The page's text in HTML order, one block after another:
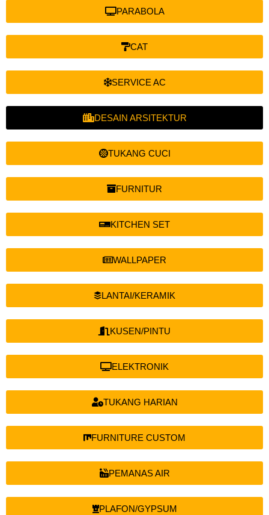
PARABOLA
CAT
SERVICE AC
DESAIN ARSITEKTUR
TUKANG CUCI
FURNITUR
KITCHEN SET
WALLPAPER
LANTAI/KERAMIK
KUSEN/PINTU
ELEKTRONIK
TUKANG HARIAN
FURNITURE CUSTOM
PEMANAS AIR
PLAFON/GYPSUM